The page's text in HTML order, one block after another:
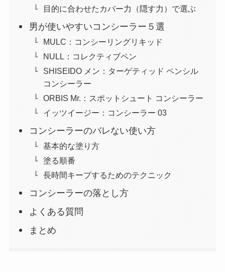
目的に合わせたカバー力（隠す力）で選ぶ
男が使いやすいコンシーラー５選
MULC：コンシーリングリキッド
NULL：コレクティブペン
SHISEIDO メン：ターゲティッド ペンシル
コンシーラー
ORBIS Mr.：スポットシュート コンシーラー
イッツイージー：コンシーラー 03
コンシーラーのバレない使い方
基本的な塗り方
塗る順番
長時間キープするためのテクニック
コンシーラーの落とし方
よくある質問
まとめ